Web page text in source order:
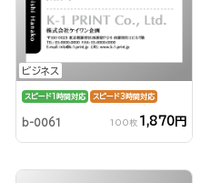
ビジネス
スピード1時間対応 スピード3時間対応
b-0061 100枚 1,870円